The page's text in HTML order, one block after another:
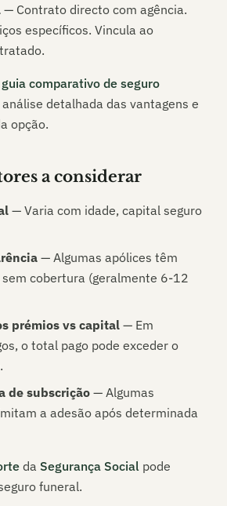
— Contrato directo com agência.
específicos. Vincula ao
guia comparativo de seguro
detalhada das vantagens e
opção.
a considerar
— Varia com idade, capital seguro
— Algumas apólices têm
cobertura (geralmente 6-12
prémios vs capital — Em
o total pago pode exceder o
de subscrição — Algumas
a adesão após determinada
da Segurança Social pode
funeral.